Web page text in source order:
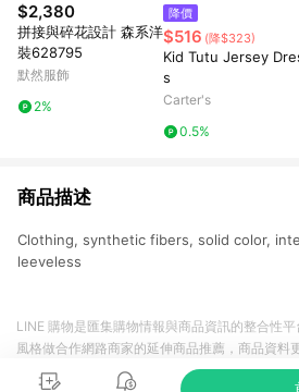
$2,380
拼接與碎花設計 森系洋
裝628795
默然服飾
2%
降價
$516 (降$323)
Kid Tutu Jersey
s
Carter's
0.5%
商品描述
Clothing, synthetic fibers, solid color,
leeveless
LINE 購物是匯集購物情報與商品資訊的整合性
風格做合作網路商家的延伸商品推薦，商品資料
商品至各合作網路商家，確認現售價與購物條